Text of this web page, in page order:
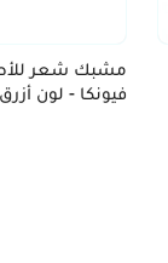
مشبك شعر
فيونكا - لون